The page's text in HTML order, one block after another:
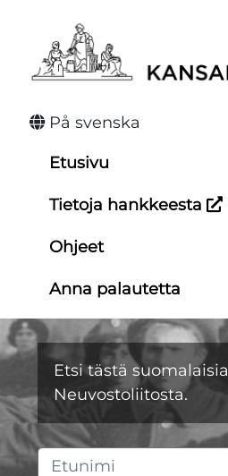
Hyppää
sisältöön
På svenska
Etusivu
Tietoja hankkeesta
Ohjeet
Anna palautetta
Etsi tästä suomalaisia
Neuvostoliitosta.
Etunimi